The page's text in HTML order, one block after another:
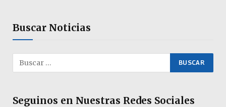
Buscar Noticias
Seguinos en Nuestras Redes Sociales